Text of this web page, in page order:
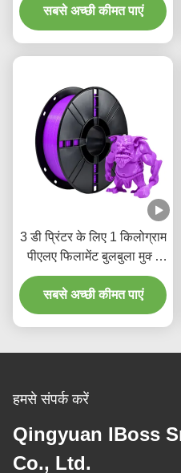
सबसे अच्छी कीमत पाएं
3 डी प्रिंटर के लिए 1 किलोग्राम
पीएलए फिलामेंट बुलबुला मुक्त
18 रंग बैंगनी उद्योग
सबसे अच्छी कीमत पाएं
हमसे संपर्क करें
Qingyuan IBoss
Co., Ltd.